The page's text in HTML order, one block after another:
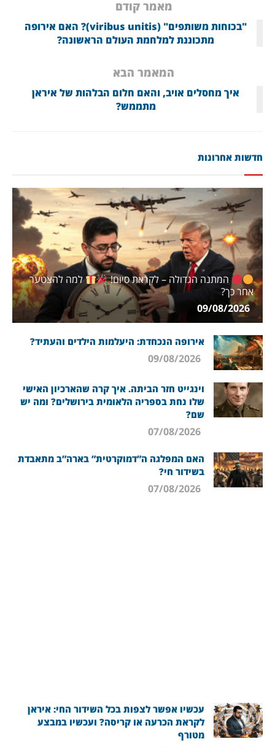
מאמר קודם
"בכוחות משותפים" (viribus unitis)? האם אירופה
מתכוננת למלחמת העולם הראשונה?
המאמר הבא
איך מחסלים אויב, והאם חלום הבלהות של איראן
מתממש?
חדשות אחרונות
המתנה הגדולה – לקראת סיום!
למה להצטער
אחר כך?
אירופה הנכחדת: היעלמות הילדים והעתיד?
וינגייט חזר הביתה. איך קרה שהארכיון האישי
שלו נחת בספריה הלאומית בירושלים? ומה יש
שם?
האם המפלגה ה”דמוקרטית” בארה”ב מתאבדת
בשידור חי?
עכשיו אפשר לצפות בכל השידור החי: איראן
לקראת הכרעה או קריסה? ועכשיו במבצע
מטורף